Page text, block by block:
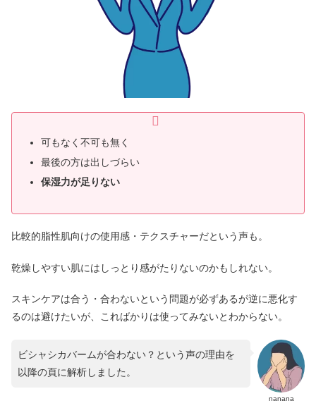
可もなく不可も無く
最後の方は出しづらい
保湿力が足りない
比較的脂性肌向けの使用感・テクスチャーだという声も。
乾燥しやすい肌にはしっとり感がたりないのかもしれない。
スキンケアは合う・合わないという問題が必ずあるが逆に悪化す
るのは避けたいが、こればかりは使ってみないとわからない。
nanana
ビシャシカバームが合わない？という声の理由を
以降の頁に解析しました。